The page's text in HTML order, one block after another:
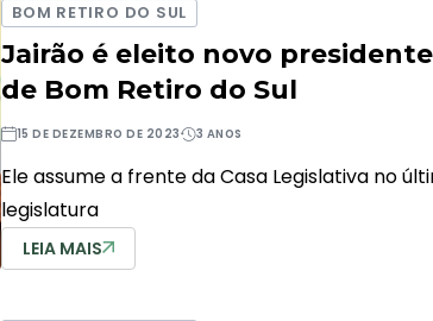
BOM RETIRO DO SUL
Jairão é eleito novo
de Bom Retiro do Sul
15 DE DEZEMBRO DE 2023 3 ANOS
Ele assume a frente da Casa Legislativa no
legislatura
LEIA MAIS